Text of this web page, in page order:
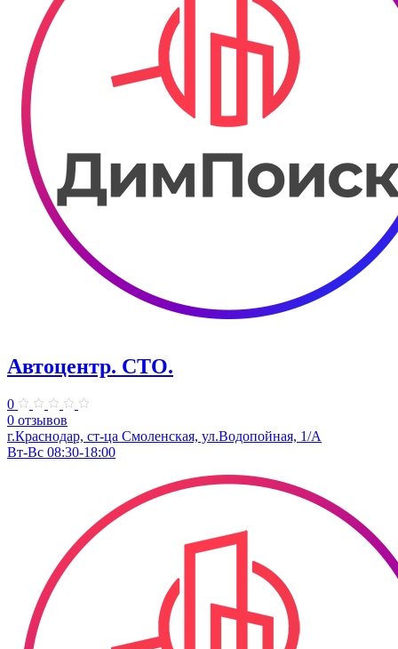
Автоцентр. СТО.
0
0 отзывов
г.Краснодар, ст-ца Смоленская, ул.Водопойная, 1/А
Вт-Вс 08:30-18:00